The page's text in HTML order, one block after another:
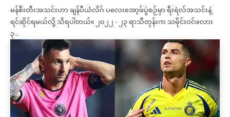
မန်စီးတီးအသင်းဟာ ချန်ပီယံလိဂ် ပလေးအော့ဖ်ပွဲစဉ်မှာ ရီးရဲလ်အသင်းနဲ့
ရင်ဆိုင်ရမယ်လို့ သိရပါတယ်။ ၂၀၂၂ - ၂၃ ရာသီတုန်းက သမိုင်းဝင်ဖလား
၃...